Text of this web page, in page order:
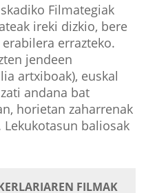
Filmategiak
ireki dizkio, bere
errazteko.
jendeen
artxiboak), euskal
andana bat
horietan zaharrenak
baliosak
FILMAK